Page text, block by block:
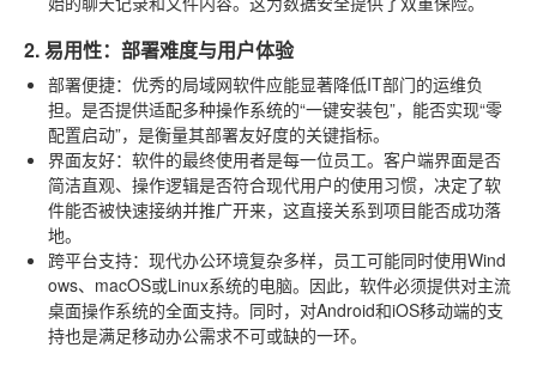
2. 易用性：部署难度与用户体验
部署便捷：优秀的局域网软件应能显著降低IT部门的运维负
担。是否提供适配多种操作系统的“一键安装包”，能否实现“零
配置启动”，是衡量其部署友好度的关键指标。
界面友好：软件的最终使用者是每一位员工。客户端界面是否
简洁直观、操作逻辑是否符合现代用户的使用习惯，决定了软
件能否被快速接纳并推广开来，这直接关系到项目能否成功落
地。
跨平台支持：现代办公环境复杂多样，员工可能同时使用Wind
ows、macOS或Linux系统的电脑。因此，软件必须提供对主流
桌面操作系统的全面支持。同时，对Android和iOS移动端的支
持也是满足移动办公需求不可或缺的一环。